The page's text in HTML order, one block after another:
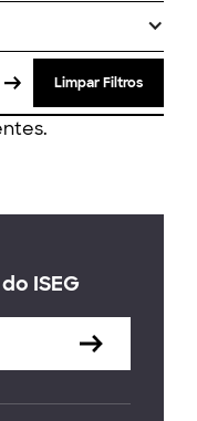
Limpar Filtros
ISEG